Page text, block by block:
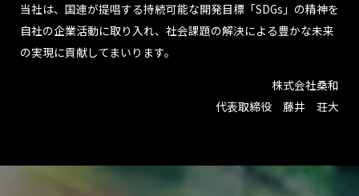
当社は、国連が提唱する持続可能な開発目標「SDGs」の精神を
自社の企業活動に取り入れ、 社会課題の解決による豊かな未来
の実現に貢献してまいります。
株式会社桑和
代表取締役 藤井 荘大